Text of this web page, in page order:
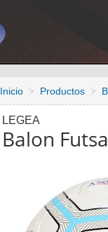
Inicio Productos
LEGEA
Balon